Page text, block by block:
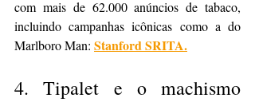
com mais de 62.000 anúncios de tabaco,
incluindo campanhas icônicas como a do
Marlboro Man: Stanford SRITA.
4. Tipalet e o machismo